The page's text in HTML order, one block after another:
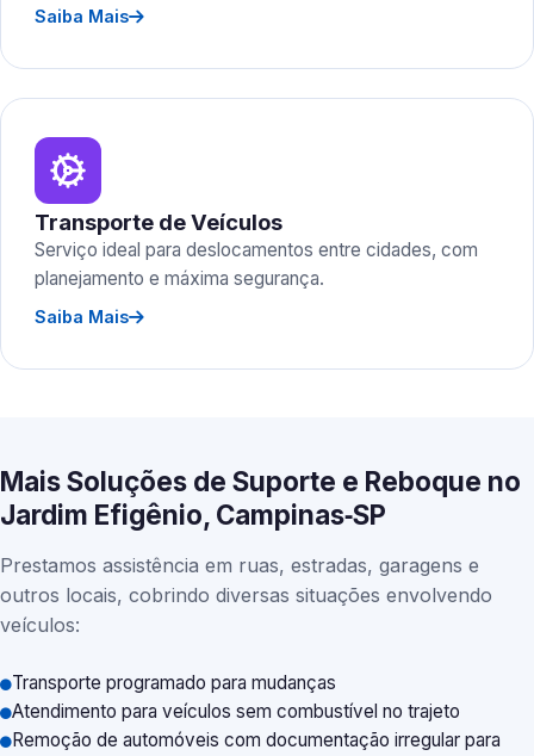
Saiba Mais
Transporte de Veículos
Serviço ideal para deslocamentos entre cidades, com
planejamento e máxima segurança.
Saiba Mais
Mais Soluções de Suporte e Reboque no
Jardim Efigênio, Campinas‑SP
Prestamos assistência em ruas, estradas, garagens e
outros locais, cobrindo diversas situações envolvendo
veículos:
Transporte programado para mudanças
Atendimento para veículos sem combustível no trajeto
Remoção de automóveis com documentação irregular para